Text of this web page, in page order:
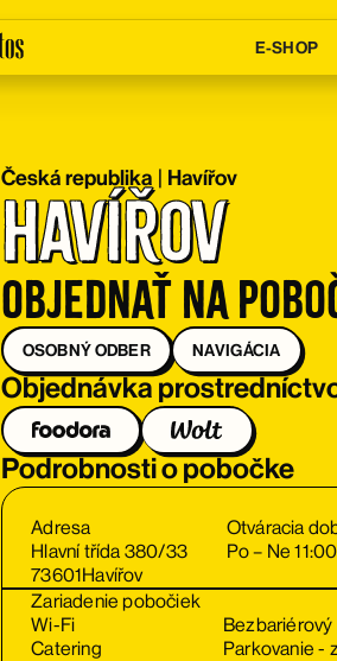
E-SHOP
Česká republika | Havířov
Havířov
Objednať na
OSOBNÝ ODBER NAVIGÁCIA
Objednávka
Podrobnosti o pobočke
Adresa
Hlavní třída 380/33
73601Havířov
Otváracia
Po – Ne
Zariadenie pobočiek
Wi-Fi
Catering
Parkovanie -